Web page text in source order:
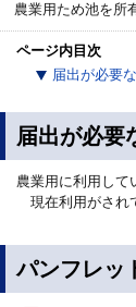
農業用ため池を所
ページ内目次
届出が必要
届出が必要
農業用に利用して
現在利用がされ
パンフレッ